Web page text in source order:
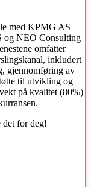
med KPMG AS
og NEO Consulting
omfatter
inkludert
gjennomføring av
til utvikling og
på kvalitet (80%)
det for deg!